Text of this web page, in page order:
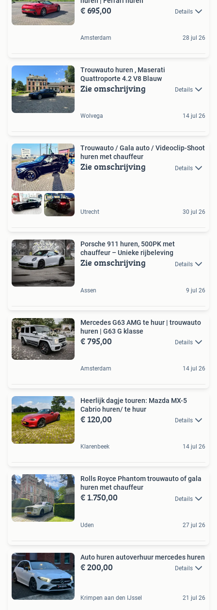
€ 695,00 Details
Amsterdam 28 jul 26
Trouwauto huren , Maserati
Quattroporte 4.2 V8 Blauw
Zie omschrijving Details
Wolvega 14 jul 26
Trouwauto / Gala auto / Videoclip-Shoot
huren met chauffeur
Zie omschrijving Details
Utrecht 30 jul 26
Porsche 911 huren, 500PK met
chauffeur – Unieke rijbeleving
Zie omschrijving Details
Assen 9 jul 26
Mercedes G63 AMG te huur | trouwauto
huren | G63 G klasse
€ 795,00 Details
Amsterdam 14 jul 26
Heerlijk dagje touren: Mazda MX-5
Cabrio huren/ te huur
€ 120,00 Details
Klarenbeek 14 jul 26
Rolls Royce Phantom trouwauto of gala
huren met chauffeur
€ 1.750,00 Details
Uden 27 jul 26
Auto huren autoverhuur mercedes huren
€ 200,00 Details
Krimpen aan den IJssel 21 jul 26